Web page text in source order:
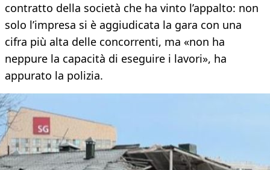
contratto della società che ha vinto l’appalto: non
solo l’impresa si è aggiudicata la gara con una
cifra più alta delle concorrenti, ma «non ha
neppure la capacità di eseguire i lavori», ha
appurato la polizia.